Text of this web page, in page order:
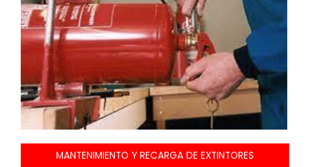
MANTENIMIENTO Y RECARGA DE EXTINTORES